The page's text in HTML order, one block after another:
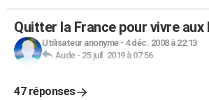
Quitter la France pour vivre aux
Utilisateur anonyme- 4 déc. 2008 à 22:13
Aude- 25 juil. 2019 à 07:56
47 réponses